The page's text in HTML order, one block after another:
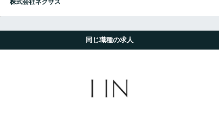
株式会社ネクサス
同じ職種の求人